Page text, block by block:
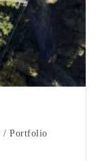
/ Portfolio